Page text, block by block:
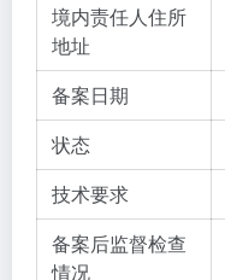
境内责任人住所
地址
备案日期
状态
技术要求
备案后监督检查
情况